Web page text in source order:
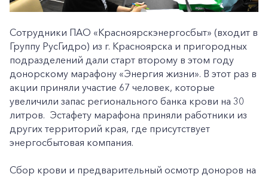
Сотрудники ПАО «Красноярскэнергосбыт» (входит в
Группу РусГидро) из г. Красноярска и пригородных
подразделений дали старт второму в этом году
донорскому марафону «Энергия жизни». В этот раз в
акции приняли участие 67 человек, которые
увеличили запас регионального банка крови на 30
литров. Эстафету марафона приняли работники из
других территорий края, где присутствует
энергосбытовая компания.
Сбор крови и предварительный осмотр доноров на